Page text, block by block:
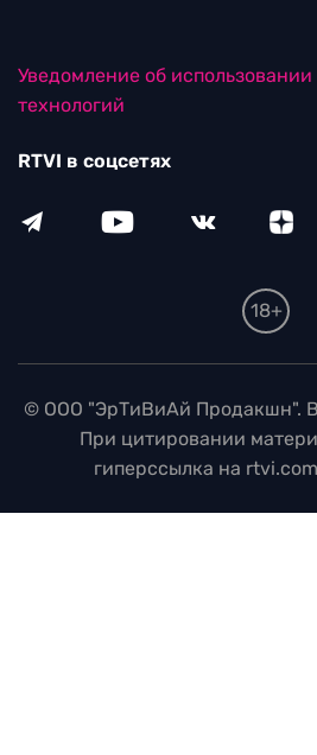
Уведомление об
технологий
RTVI в соцсетях
18+
© ООО "ЭрТиВиАй Продакшн".
При цитировании
гиперссылка на